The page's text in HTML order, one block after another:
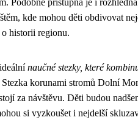
Podobně přístupná je i
kde mohou děti obdivovat
o historii regionu.
naučné stezky, které
Stezka korunami stromů Dolní
za návštěvu. Děti budou
si vyzkoušet i nejdelší